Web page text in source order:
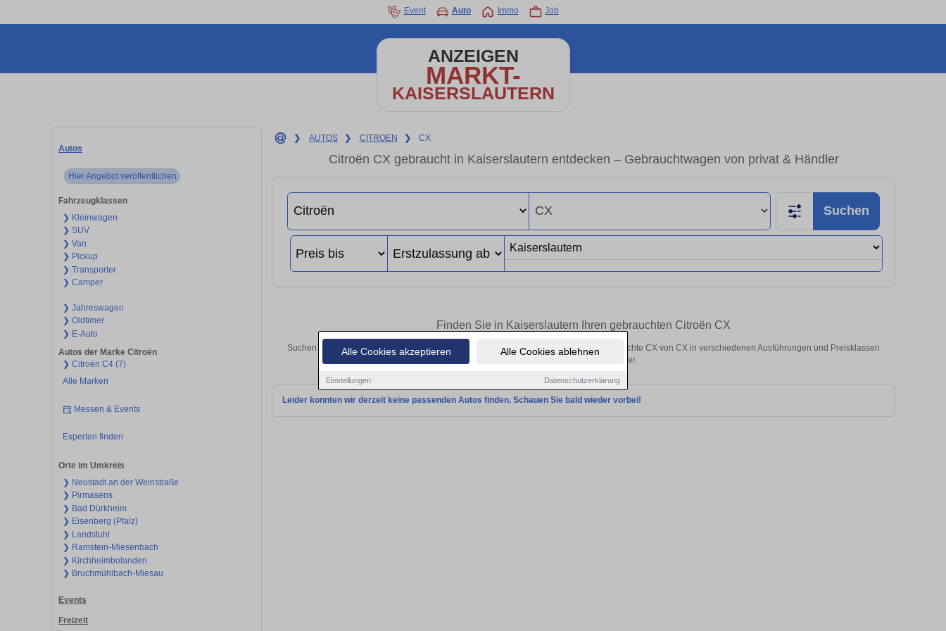
Alle Cookies akzeptieren Alle Cookies ablehnen
Einstellungen Datenschutzerklärung
Event Auto Immo Job
ANZEIGEN
MARKT-
KAISERSLAUTERN
Autos
Hier Angebot veröffentlichen
Fahrzeugklassen
❯ Kleinwagen
❯ SUV
❯ Van
❯ Pickup
❯ Transporter
❯ Camper
❯ Jahreswagen
❯ Oldtimer
❯ E-Auto
Autos der Marke Citroën
❯ Citroën C4 (7)
Alle Marken
Messen & Events
Experten finden
Orte im Umkreis
❯ Neustadt an der Weinstraße
❯ Pirmasens
❯ Bad Dürkheim
❯ Eisenberg (Pfalz)
❯ Landstuhl
❯ Ramstein-Miesenbach
❯ Kirchheimbolanden
❯ Bruchmühlbach-Miesau
Events
Freizeit
❯ AUTOS ❯ CITROEN ❯ CX
Citroën CX gebraucht in Kaiserslautern entdecken – Gebrauchtwagen von privat & Händler
Suchen
Finden Sie in Kaiserslautern Ihren gebrauchten Citroën CX
Suchen Sie in Kaiserslautern einen Citroën CX Gebrauchtwagen? Entdecken Sie gebrauchte CX von CX in verschiedenen Ausführungen und Preisklassen
von privat und vom Händler.
Leider konnten wir derzeit keine passenden Autos finden. Schauen Sie bald wieder vorbei!